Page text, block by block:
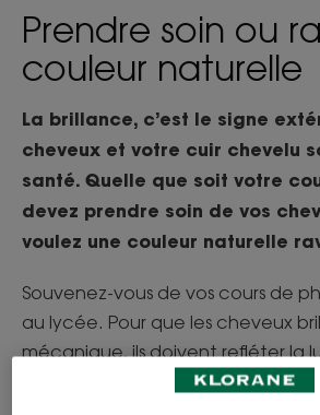
Prendre soin ou
couleur naturelle
La brillance, c’est le signe
cheveux et votre cuir chevelu
santé. Quelle que soit votre
devez prendre soin de vos
voulez une couleur naturelle
Souvenez-vous de vos cours de
au lycée. Pour que les cheveux
mécanique, ils doivent refléter la
un miroir. C’est le cas lorsqu’ils